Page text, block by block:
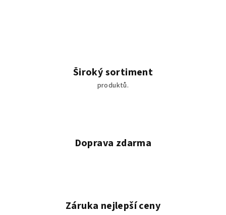
Široký sortiment
produktů.
Doprava zdarma
Záruka nejlepší ceny